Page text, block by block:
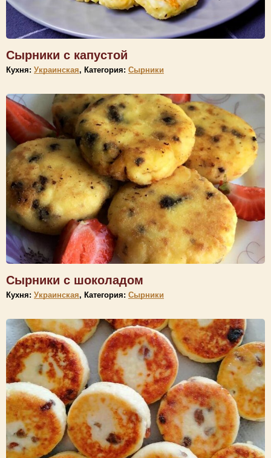
Сырники с капустой
Кухня: Украинская, Категория: Сырники
Сырники с шоколадом
Кухня: Украинская, Категория: Сырники